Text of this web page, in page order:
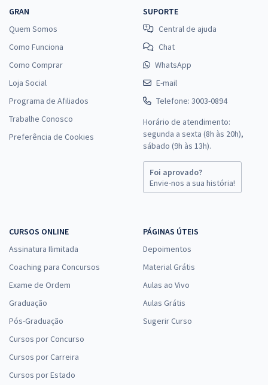
GRAN
Quem Somos
Como Funciona
Como Comprar
Loja Social
Programa de Afiliados
Trabalhe Conosco
Preferência de Cookies
SUPORTE
Central de ajuda
Chat
WhatsApp
E-mail
Telefone: 3003-0894
Horário de atendimento:
segunda a sexta (8h às 20h),
sábado (9h às 13h).
Foi aprovado?
Envie-nos a sua história!
CURSOS ONLINE
Assinatura Ilimitada
Coaching para Concursos
Exame de Ordem
Graduação
Pós-Graduação
Cursos por Concurso
Cursos por Carreira
Cursos por Estado
PÁGINAS ÚTEIS
Depoimentos
Material Grátis
Aulas ao Vivo
Aulas Grátis
Sugerir Curso